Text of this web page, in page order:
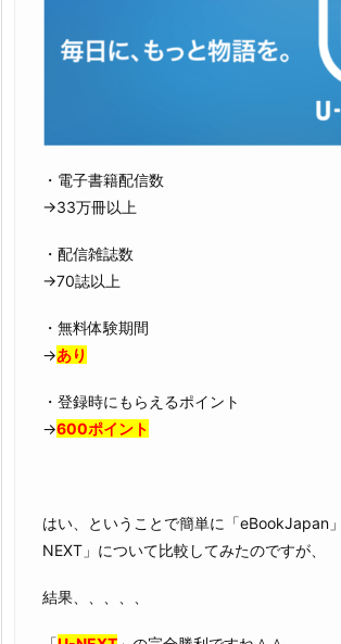
・電子書籍配信数
→33万冊以上
・配信雑誌数
→70誌以上
・無料体験期間
→あり
・登録時にもらえるポイント
→600ポイント
はい、ということで簡単に「eBookJapan
NEXT」について比較してみたのですが、
結果、、、、、